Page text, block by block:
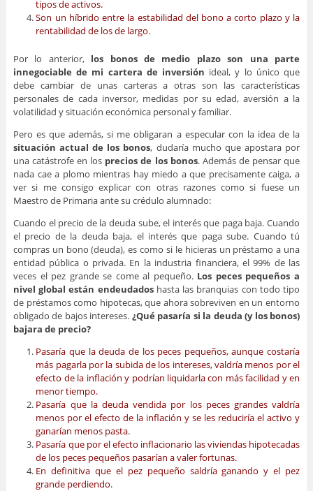
tipos de activos.
Son un híbrido entre la estabilidad del bono a corto plazo y la
rentabilidad de los de largo.
Por lo anterior, los bonos de medio plazo son una parte
innegociable de mi cartera de inversión ideal, y lo único que
debe cambiar de unas carteras a otras son las características
personales de cada inversor, medidas por su edad, aversión a la
volatilidad y situación económica personal y familiar.
Pero es que además, si me obligaran a especular con la idea de la
situación actual de los bonos, dudaría mucho que apostara por
una catástrofe en los precios de los bonos. Además de pensar que
nada cae a plomo mientras hay miedo a que precisamente caiga, a
ver si me consigo explicar con otras razones como si fuese un
Maestro de Primaria ante su crédulo alumnado:
Cuando el precio de la deuda sube, el interés que paga baja. Cuando
el precio de la deuda baja, el interés que paga sube. Cuando tú
compras un bono (deuda), es como si le hicieras un préstamo a una
entidad pública o privada. En la industria financiera, el 99% de las
veces el pez grande se come al pequeño. Los peces pequeños a
nivel global están endeudadoshasta las branquias con todo tipo
de préstamos como hipotecas, que ahora sobreviven en un entorno
obligado de bajos intereses. ¿Qué pasaría si la deuda (y los bonos)
bajara de precio?
Pasaría que la deuda de los peces pequeños, aunque costaría
más pagarla por la subida de los intereses, valdría menos por el
efecto de la inflación y podrían liquidarla con más facilidad y en
menor tiempo.
Pasaría que la deuda vendida por los peces grandes valdría
menos por el efecto de la inflación y se les reduciría el activo y
ganarían menos pasta.
Pasaría que por el efecto inflacionario las viviendas hipotecadas
de los peces pequeños pasarían a valer fortunas.
En definitiva que el pez pequeño saldría ganando y el pez
grande perdiendo.